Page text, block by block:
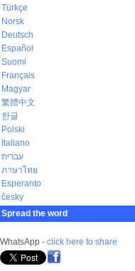
Türkçe
Norsk
Deutsch
Español
Suomi
Français
Magyar
繁體中文
한글
Polski
Italiano
עברית
ภาษาไทย
Esperanto
česky
Spread the word
WhatsApp - click here to share